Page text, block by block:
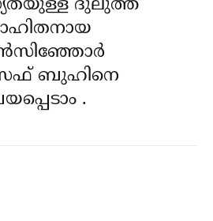
ദുലുത്ത്
ബുഹിനെ
.